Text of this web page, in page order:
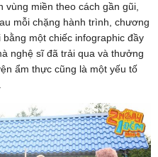
vùng miền theo cách gần gũi,
mỗi chặng hành trình, chương
một chiếc infographic đầy
nghệ sĩ đã trải qua và thưởng
ẩm thực cũng là một yếu tố